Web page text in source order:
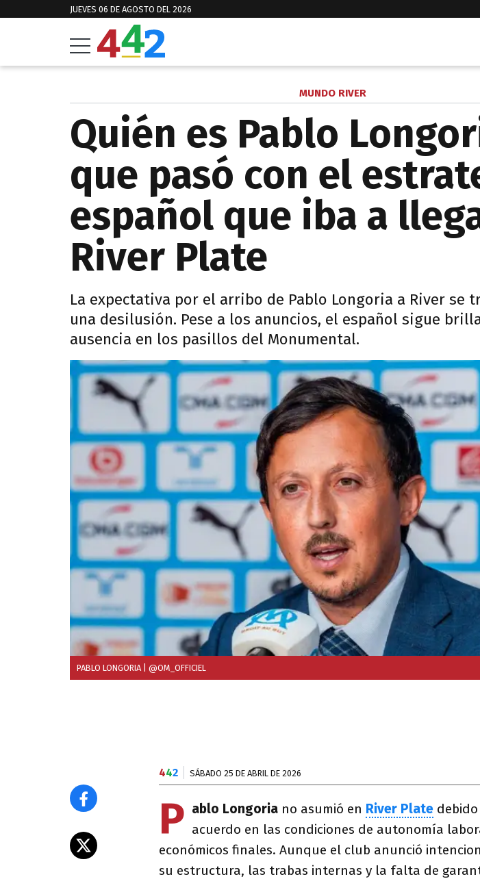
JUEVES 06 DE AGOSTO DEL 2026
MUNDO RIVER
Quién es Pablo
que pasó con el
español que iba a
River Plate
La expectativa por el arribo de Pablo Longoria a River se
una desilusión. Pese a los anuncios, el español sigue
ausencia en los pasillos del Monumental.
PABLO LONGORIA | @OM_OFFICIEL
442 SÁBADO 25 DE ABRIL DE 2026
P ablo Longoria no asumió en River Plate
acuerdo en las condiciones de autonomía
económicos finales. Aunque el club anunció
su estructura, las trabas internas y la falta de